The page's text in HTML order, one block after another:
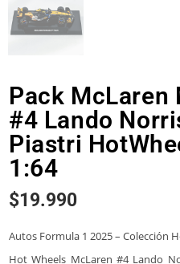
Pack McLaren
#4 Lando
Piastri
1:64
$19.990
Autos Formula 1 2025 – Colección
Hot Wheels McLaren #4 Lando